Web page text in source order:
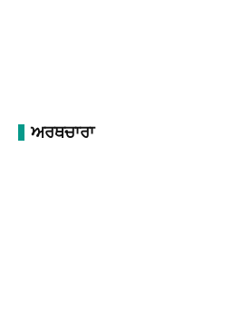
ਅਰਥਚਾਰਾ